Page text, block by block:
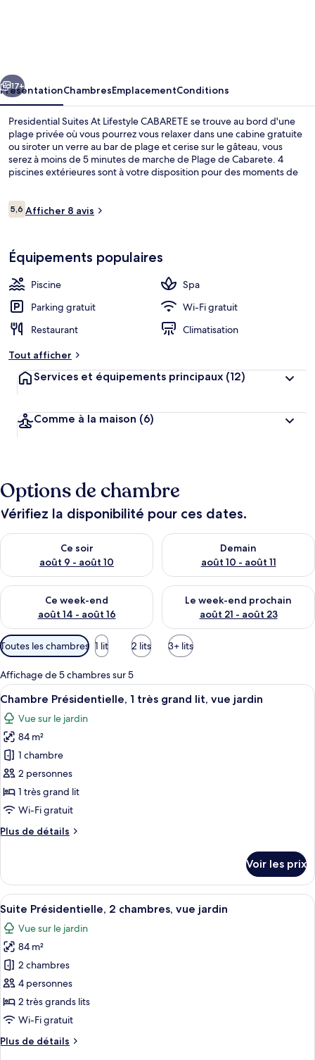
CABARETE
Suivant
17+
PrésentationChambresEmplacementConditions
Presidential Suites At Lifestyle CABARETE se trouve au bord d'une
plage privée où vous pourrez vous relaxer dans une cabine gratuite
ou siroter un verre au bar de plage et cerise sur le gâteau, vous
serez à moins de 5 minutes de marche de Plage de Cabarete. 4
piscines extérieures sont à votre disposition pour des moments de
restauration comprennent 5 restaurants, tandis que les 2 bars en
fine, ainsi que d'agréables petits plus dans votre chambre, tels
qu'un réfrigérateur et un micro-ondes.
Avis
voyageurs
5,65,6 sur 10
Afficher 8 avis
Équipements populaires
Piscine
Spa
Parking gratuit
Wi-Fi gratuit
Restaurant
Climatisation
Tout afficher
Services et équipements principaux (12)
Comme à la maison (6)
Options de chambre
Vérifiez la disponibilité pour ces dates.
Ce soir
août 9 - août 10
Vérifier la disponibilité pour ce soir août 9 - août 10
Demain
août 10 - août 11
Vérifier la disponibilité pour
Ce week-end
août 14 - août 16
Vérifier la disponibilité pour ce week-end août 14 - août 16
Le week-end prochain
août 21 - août 23
Vérifier la disponibilité pour
Filtres
disponibles
pour
les
chambres
Toutes les chambres 1 lit 2 lits 3+ lits
Affichage de 5 chambres sur 5
Afficher
toutes
les
photos
pour
ce
type
de
chambre :
Chambre
très
grand
lit,
vue
jardin
Une piscine avec des chaises
12
Chambre Présidentielle, 1 très grand lit, vue jardin
Vue sur le jardin
84 m²
1 chambre
2 personnes
1 très grand lit
Wi-Fi gratuit
Plus de détails
Plus
le
type
de
chambre
Chambre
Présidentielle,
très
grand
lit,
vue
jardin
Voir les prix
Afficher
toutes
les
photos
pour
ce
type
de
chambre :
Suite
Une piscine avec des chaises
11
Suite Présidentielle, 2 chambres, vue jardin
Vue sur le jardin
84 m²
2 chambres
4 personnes
2 très grands lits
Wi-Fi gratuit
Plus de détails
Plus